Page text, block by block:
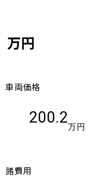
万円
車両価格
200.2
万円
諸費用